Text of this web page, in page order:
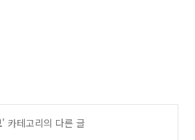
' 카테고리의 다른 글